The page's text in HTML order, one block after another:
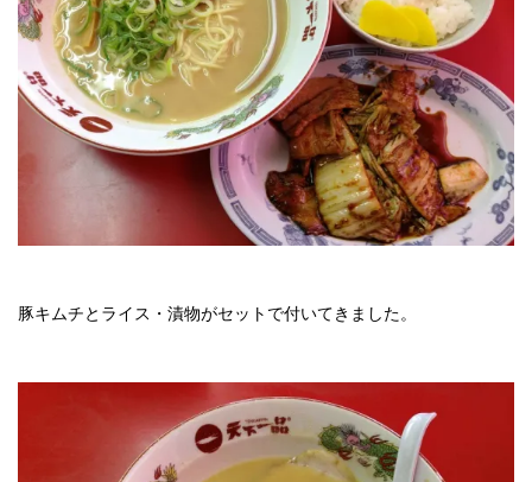
豚キムチとライス・漬物がセットで付いてきました。